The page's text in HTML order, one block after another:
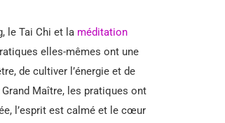
le Tai Chi et la méditation
elles-mêmes ont une
de cultiver l’énergie et de
Maître, les pratiques ont
l’esprit est calmé et le cœur